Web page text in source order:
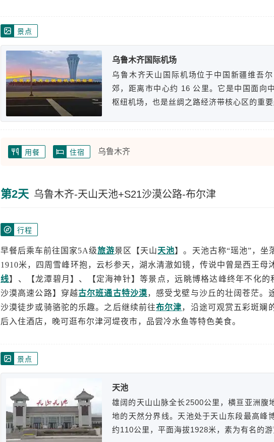
景点
乌鲁木齐国际机场
乌鲁木齐天山国际机场位于中国新疆维吾
郊，距离市中心约 16 公里。它是中国面向
枢纽机场，也是丝绸之路经济带核心区的重要
用餐 住宿 乌鲁木齐
第2天 乌鲁木齐-天山天池+S21沙漠公路-布尔津
行程
早餐后乘车前往国家5A级旅游景区【天山天池】。天池古称“瑶池”，坐
1910米，四周雪峰环抱，云杉参天，湖水清澈如镜，传说中曾是西王母
线】、【龙潭碧月】、【定海神针】等景点，远眺博格达峰终年不化的
沙漠高速公路】穿越古尔班通古特沙漠，感受戈壁与沙丘的壮阔苍茫。
沙漠徒步或骑骆驼的乐趣。之后继续前往布尔津，沿途可观赏五彩斑斓
后入住酒店，晚可逛布尔津河堤夜市，品尝冷水鱼等特色美食。
景点
天池
雄阔的天山山脉全长2500公里，横亘亚洲腹
地的天然分界线。天池处于天山东段最高峰
约110公里，平面海拔1928米，素为有名的游